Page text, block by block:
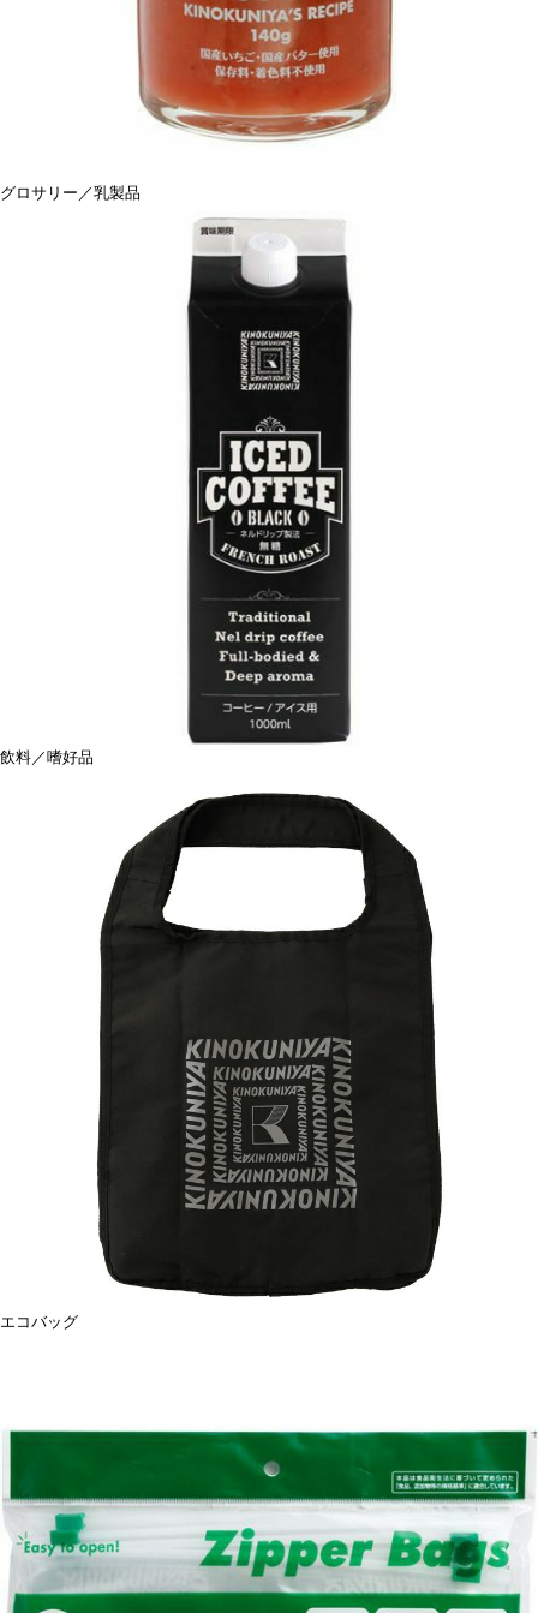
グロサリー／乳製品
飲料／嗜好品
エコバッグ